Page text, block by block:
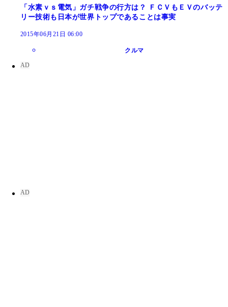
「水素ｖｓ電気」ガチ戦争の行方は？ ＦＣＶもＥＶのバッテ
リー技術も日本が世界トップであることは事実
2015年06月21日 06:00
クルマ